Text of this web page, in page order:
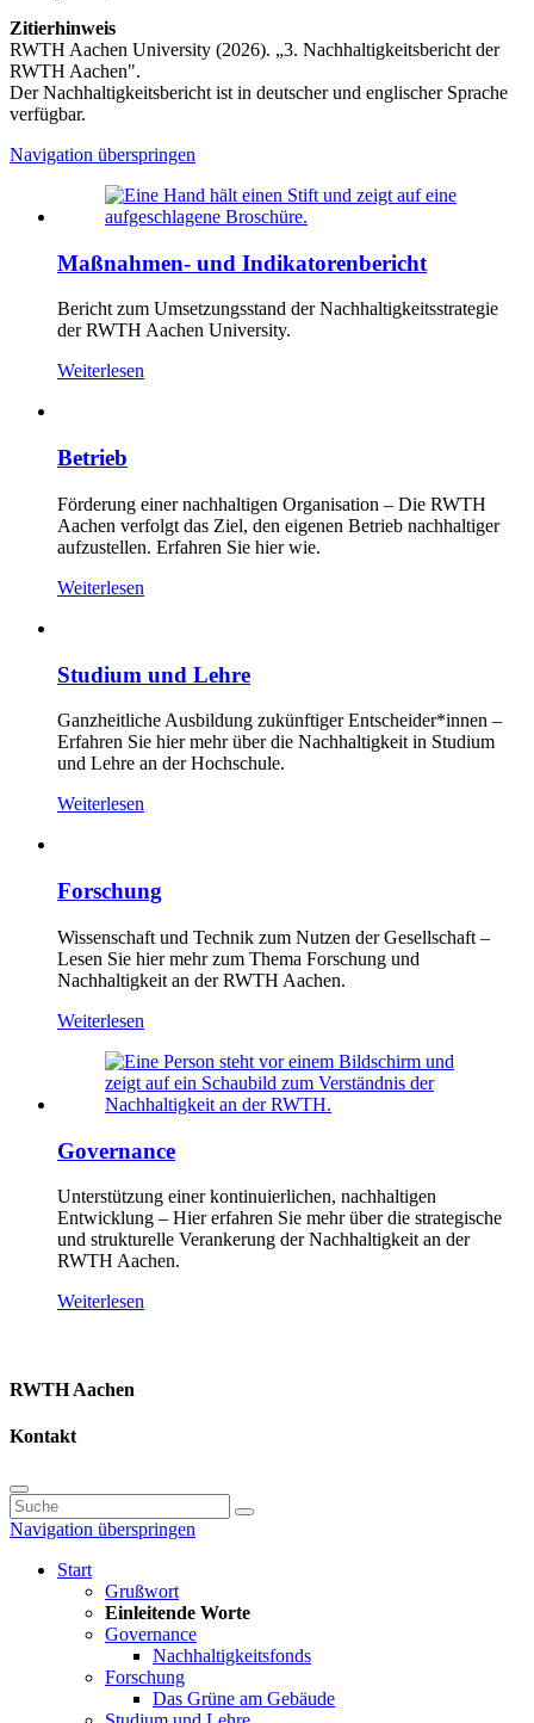
Zitierhinweis
RWTH Aachen University (2026). „3. Nachhaltigkeitsbericht der
RWTH Aachen".
Der Nachhaltigkeitsbericht ist in deutscher und englischer Sprache
verfügbar.
Navigation überspringen
Maßnahmen- und Indikatorenbericht
Bericht zum Umsetzungsstand der Nachhaltigkeitsstrategie
der RWTH Aachen University.
Weiterlesen
Betrieb
Förderung einer nachhaltigen Organisation – Die RWTH
Aachen verfolgt das Ziel, den eigenen Betrieb nachhaltiger
aufzustellen. Erfahren Sie hier wie.
Weiterlesen
Studium und Lehre
Ganzheitliche Ausbildung zukünftiger Entscheider*innen –
Erfahren Sie hier mehr über die Nachhaltigkeit in Studium
und Lehre an der Hochschule.
Weiterlesen
Forschung
Wissenschaft und Technik zum Nutzen der Gesellschaft –
Lesen Sie hier mehr zum Thema Forschung und
Nachhaltigkeit an der RWTH Aachen.
Weiterlesen
Governance
Unterstützung einer kontinuierlichen, nachhaltigen
Entwicklung – Hier erfahren Sie mehr über die strategische
und strukturelle Verankerung der Nachhaltigkeit an der
RWTH Aachen.
Weiterlesen
RWTH Aachen
Kontakt
Navigation überspringen
Start
Grußwort
Einleitende Worte
Governance
Nachhaltigkeitsfonds
Forschung
Das Grüne am Gebäude